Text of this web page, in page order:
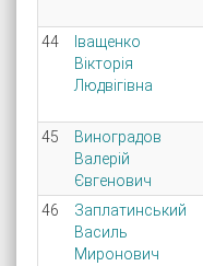
44
Іващенко
Вікторія
Людвігівна
45
Виноградов
Валерій
Євгенович
46
Заплатинський
Василь
Миронович